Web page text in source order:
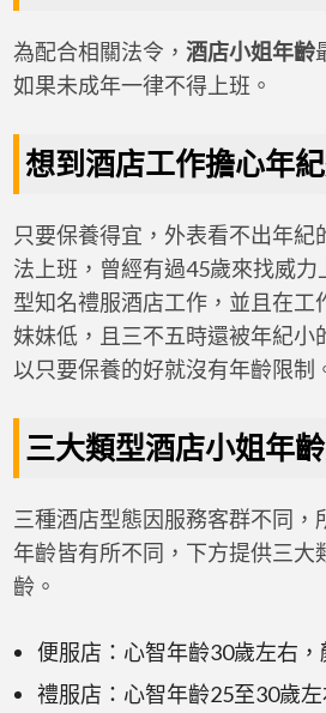
為配合相關法令，酒店小姐年齡
如果未成年一律不得上班。
想到酒店工作擔心年
只要保養得宜，外表看不出年紀
法上班，曾經有過45歲來找威
型知名禮服酒店工作，並且在工
妹妹低，且三不五時還被年紀小
以只要保養的好就沒有年齡限制
三大類型酒店小姐年
三種酒店型態因服務客群不同，
年齡皆有所不同，下方提供三大
齡。
便服店：心智年齡30歲左右，
禮服店：心智年齡25至30歲